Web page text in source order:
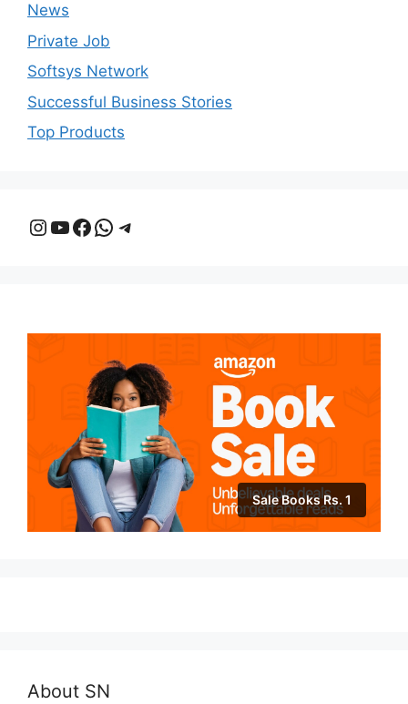
News
Private Job
Softsys Network
Successful Business Stories
Top Products
Instagram
YouTube
Facebook
WhatsApp
Telegram
Sale Books Rs. 1
About SN